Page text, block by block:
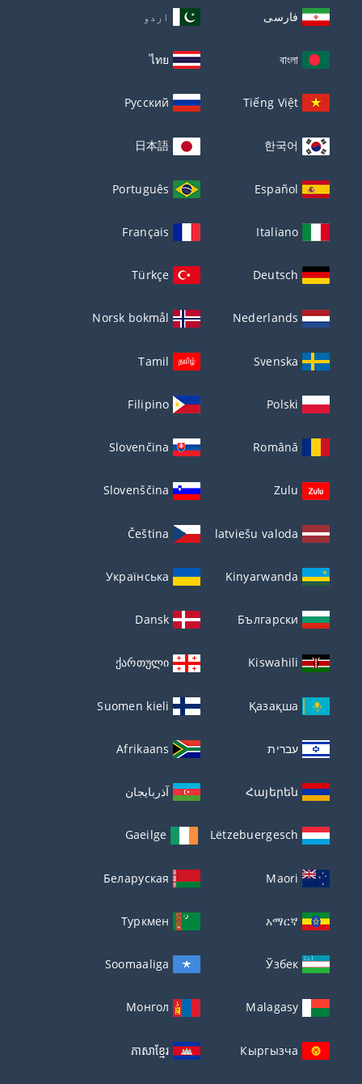
فارسی اردو
বাংলা
ไทย
Tiếng Việt
Русский
한국어
日本語
Español
Português
Italiano
Français
Deutsch
Türkçe
Nederlands
Norsk bokmål
Svenska
Tamil
Polski
Filipino
Română
Slovenčina
Zulu
Slovenščina
latviešu valoda
Čeština
Kinyarwanda
Українська
Български
Dansk
Kiswahili
ქართული
Қазақша
Suomen kieli
עברית Afrikaans
Հայերեն آذربايجان
Lëtzebuergesch
Gaeilge
Maori
Беларуская
አማርኛ
Туркмен
Ўзбек
Soomaaliga
Malagasy
Монгол
Кыргызча
ភាសាខ្មែរ